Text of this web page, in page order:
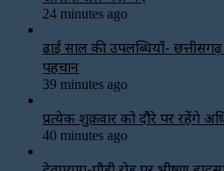
24 minutes ago
ढाई साल की उपलब्धियाँ-
पहचान
39 minutes ago
प्रत्येक शुक्रवार को दौरे पर रहेंगे
40 minutes ago